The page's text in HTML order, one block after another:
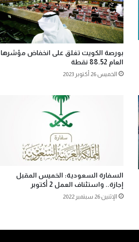
بورصة الكويت تغلق على انخفاض مؤشرها
العام 88.52 نقطة
الخميس 26 أكتوبر 2023
السفارة السعودية: الخميس المقبل
إجازة.. واستئناف العمل 2 أكتوبر
الإثنين 26 سبتمبر 2022